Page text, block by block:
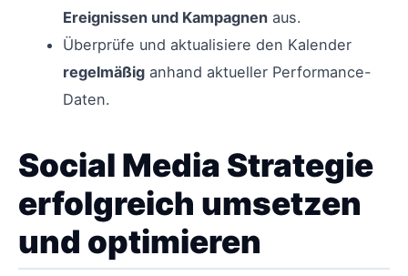
Ereignissen und Kampagnenaus.
Überprüfe und aktualisiere den Kalender
regelmäßiganhand aktueller Performance-
Daten.
Social Media Strategie
erfolgreich umsetzen
und optimieren